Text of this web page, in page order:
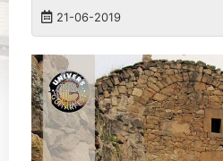
21-06-2019